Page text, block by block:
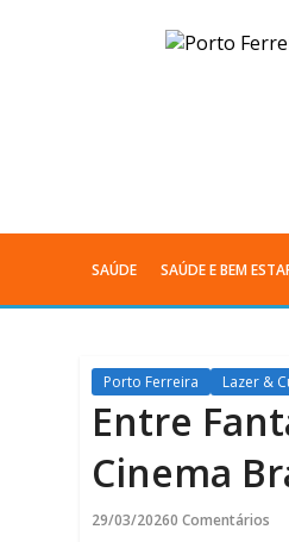
Entre
e
do
O
Cinema
Menu
SAÚDE SAÚDE E BEM
Porto Ferreira Lazer &
Entre
Cinema
29/03/20260 Comentários